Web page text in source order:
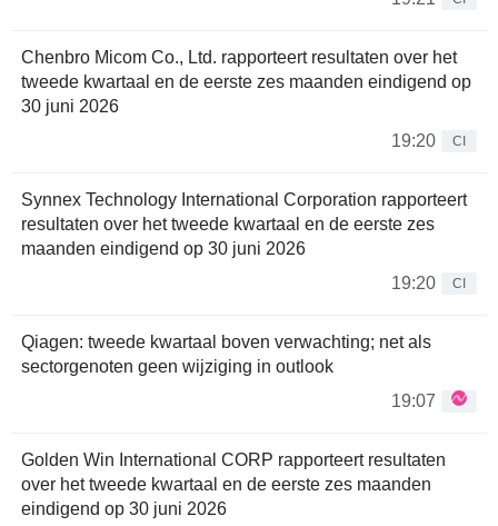
Chenbro Micom Co., Ltd. rapporteert resultaten over het
tweede kwartaal en de eerste zes maanden eindigend op
30 juni 2026
19:20
CI
Synnex Technology International Corporation rapporteert
resultaten over het tweede kwartaal en de eerste zes
maanden eindigend op 30 juni 2026
19:20
CI
Qiagen: tweede kwartaal boven verwachting; net als
sectorgenoten geen wijziging in outlook
19:07
Golden Win International CORP rapporteert resultaten
over het tweede kwartaal en de eerste zes maanden
eindigend op 30 juni 2026